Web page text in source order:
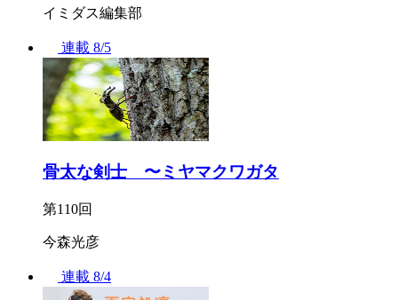
イミダス編集部
連載 8/5
骨太な剣士 〜ミヤマクワガタ
第110回
今森光彦
連載 8/4